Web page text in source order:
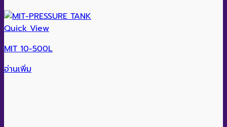
Quick View
MIT 10-500L
อ่านเพิ่ม